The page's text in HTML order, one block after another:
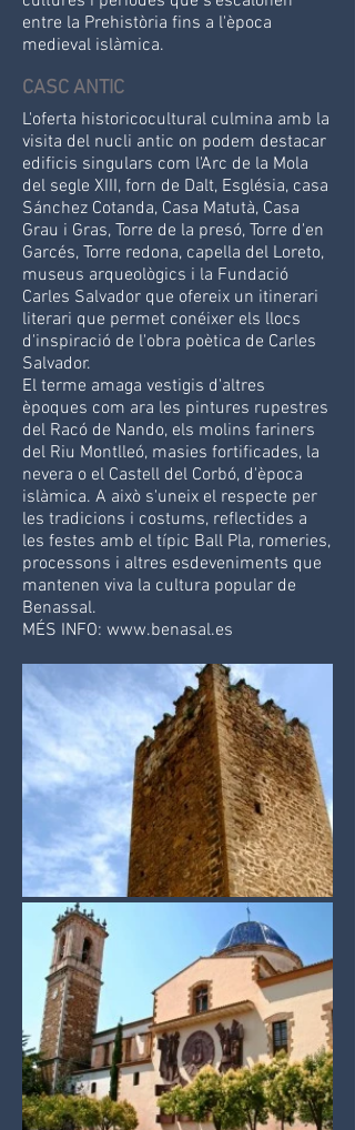
entre la Prehistòria fins a l'època
medieval islàmica.
CASC ANTIC
L'oferta historicocultural culmina amb la
visita del nucli antic on podem destacar
edificis singulars com l'Arc de la Mola
del segle XIII, forn de Dalt, Església, casa
Sánchez Cotanda, Casa Matutà, Casa
Grau i Gras, Torre de la presó, Torre d'en
Garcés, Torre redona, capella del Loreto,
museus arqueològics i la Fundació
Carles Salvador que ofereix un itinerari
literari que permet conéixer els llocs
d'inspiració de l'obra poètica de Carles
Salvador.
El terme amaga vestigis d'altres
èpoques com ara les pintures rupestres
del Racó de Nando, els molins fariners
del Riu Montlleó, masies fortificades, la
nevera o el Castell del Corbó, d'època
islàmica. A això s'uneix el respecte per
les tradicions i costums, reflectides a
les festes amb el típic Ball Pla, romeries,
processons i altres esdeveniments que
mantenen viva la cultura popular de
Benassal.
MÉS INFO: www.benasal.es